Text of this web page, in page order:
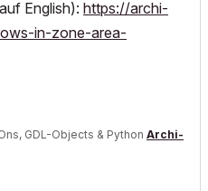
English): https://archi-
in-zone-area-
GDL-Objects & Python Archi-